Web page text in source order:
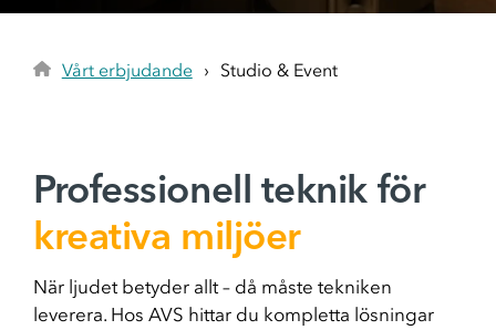
Flytt
Vårt erbjudande Studio & Event
Professionell teknik för
kreativa miljöer
När ljudet betyder allt – då måste tekniken
leverera. Hos AVS hittar du kompletta lösningar